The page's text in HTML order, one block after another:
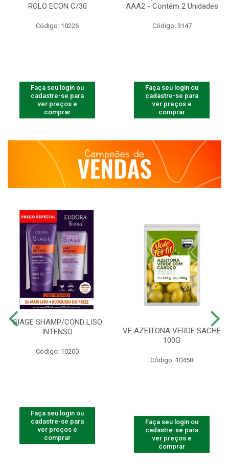
ROLO ECON C/30
Código: 10226
Faça seu login ou
cadastre-se para
ver preços e
comprar
AAA2 - Contém 2 Unidades
Código: 3147
Faça seu login ou
cadastre-se para
ver preços e
comprar
SIAGE SHAMP/COND LISO
INTENSO
Código: 10200
Faça seu login ou
cadastre-se para
ver preços e
comprar
VF AZEITONA VERDE SACHE
100G
Código: 10458
Faça seu login ou
cadastre-se para
ver preços e
comprar